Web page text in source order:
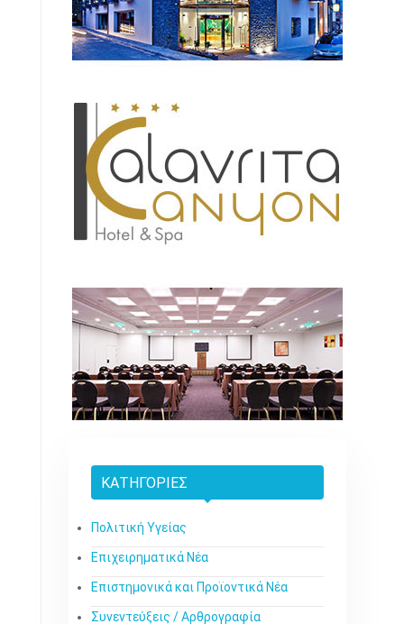
ΚΑΤΗΓΟΡΊΕΣ
Πολιτική Υγείας
Επιχειρηματικά Νέα
Επιστημονικά και Προϊοντικά Νέα
Συνεντεύξεις / Αρθρογραφία